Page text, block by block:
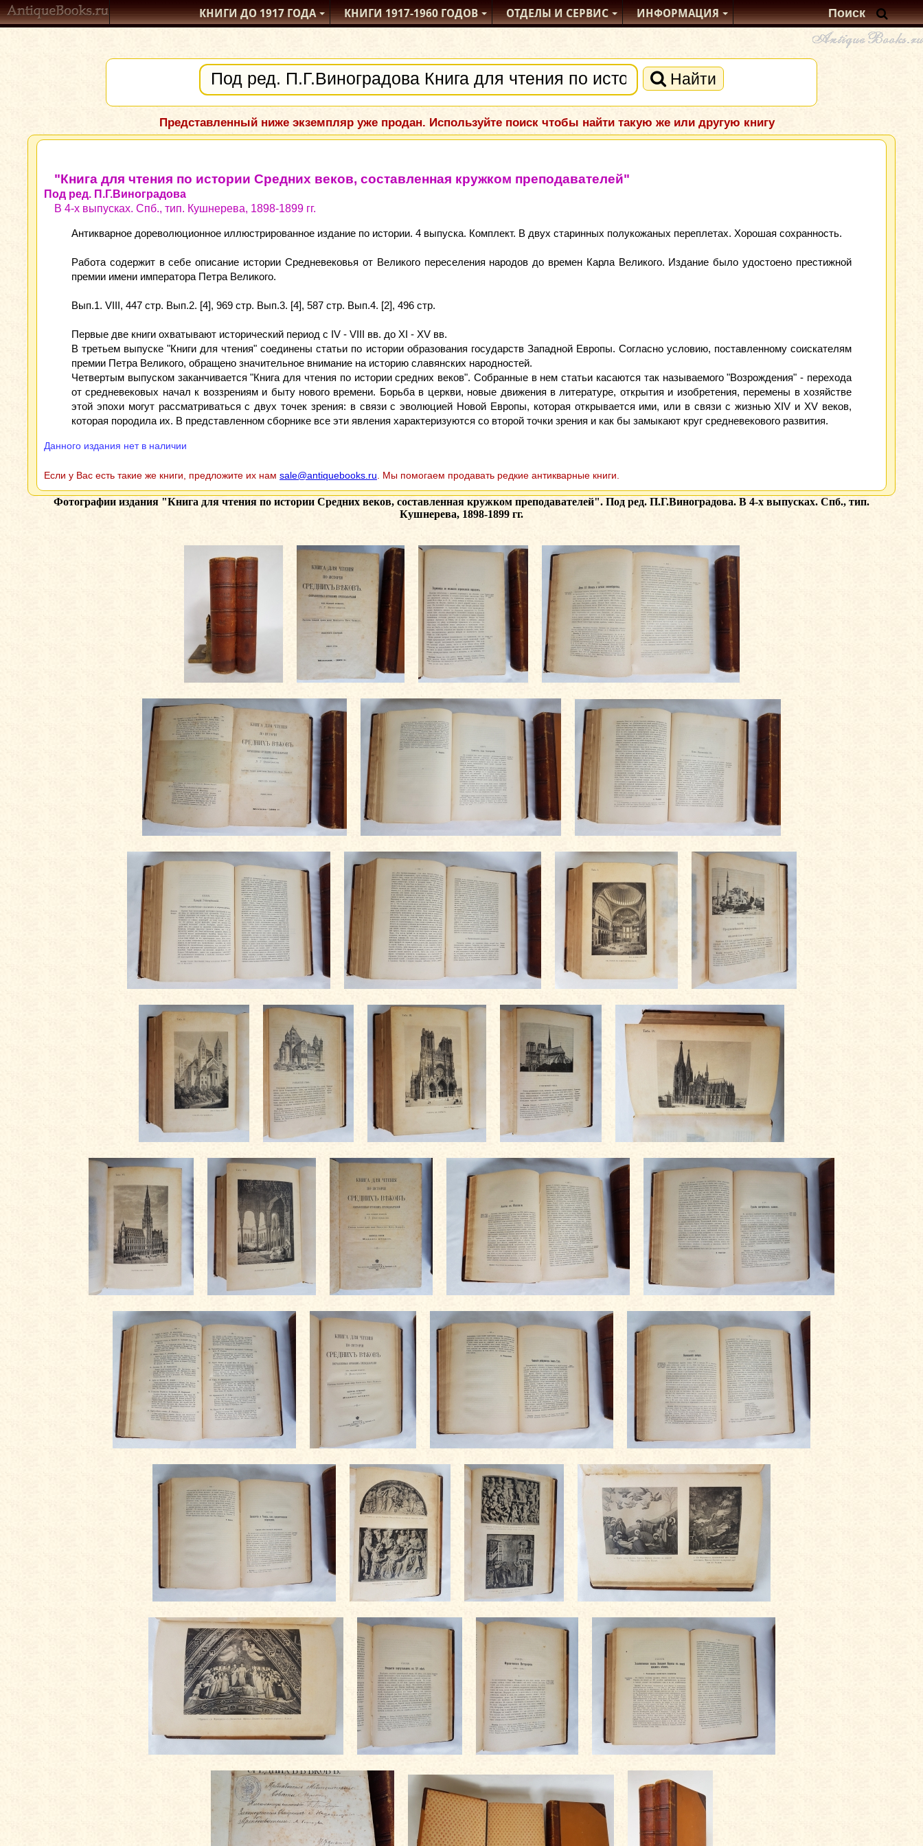
КНИГИ ДО 1917ГОДА КНИГИ1917-1960ГОДОВ ОТДЕЛЫИ СЕРВИС ИНФОРМАЦИЯ
Найти
Представленный ниже экземпляр уже продан. Используйте поиск чтобы найти такую же или другую книгу
"Книга для чтения по истории Средних веков, составленная кружком преподавателей"
Под ред. П.Г.Виноградова
В 4-х выпусках. Спб., тип. Кушнерева, 1898-1899 гг.
Антикварное дореволюционное иллюстрированное издание по истории. 4 выпуска. Комплект. В двух старинных полукожаных переплетах. Хорошая сохранность.
Работа содержит в себе описание истории Средневековья от Великого переселения народов до времен Карла Великого. Издание было удостоено престижной
премии имени императора Петра Великого.
Вып.1. VIII, 447 стр. Вып.2. [4], 969 стр. Вып.3. [4], 587 cтр. Вып.4. [2], 496 стр.
Первые две книги охватывают исторический период с IV - VIII вв. до XI - XV вв.
В третьем выпуске "Книги для чтения" соединены статьи по истории образования государств Западной Европы. Согласно условию, поставленному соискателям
премии Петра Великого, обращено значительное внимание на историю славянских народностей.
Четвертым выпуском заканчивается "Книга для чтения по истории средних веков". Собранные в нем статьи касаются так называемого "Возрождения" - перехода
от средневековых начал к воззрениям и быту нового времени. Борьба в церкви, новые движения в литературе, открытия и изобретения, перемены в хозяйстве
этой эпохи могут рассматриваться с двух точек зрения: в связи с эволюцией Новой Европы, которая открывается ими, или в связи с жизнью XIV и XV веков,
которая породила их. В представленном сборнике все эти явления характеризуются со второй точки зрения и как бы замыкают круг средневекового развития.
Данного издания нет в наличии
Если у Вас есть такие же книги, предложите их нам sale@antiquebooks.ru . Мы помогаем продавать редкие антикварные книги.
Фотографии издания "Книга для чтения по истории Средних веков, составленная кружком преподавателей". Под ред. П.Г.Виноградова. В 4-х выпусках. Спб., тип.
Кушнерева, 1898-1899 гг.